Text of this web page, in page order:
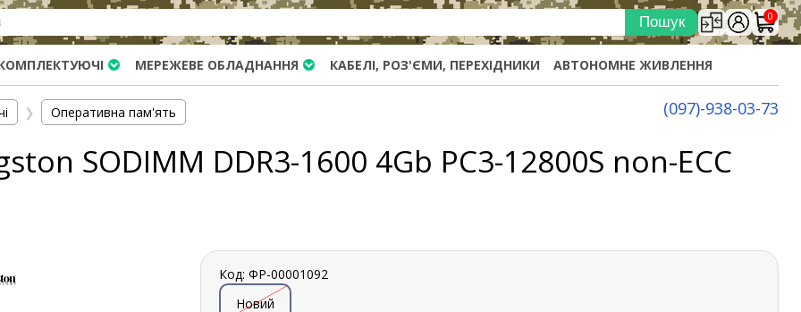
0
МЕРЕЖЕВЕ ОБЛАДНАННЯ КАБЕЛІ, РОЗ'ЄМИ, ПЕРЕХІДНИКИ АВТОНОМНЕ ЖИВЛЕННЯ
(097)-938-03-73
❯ Оперативна пам'ять
SODIMM DDR3-1600 4Gb PC3-12800S non-ECC
Код: ФР-00001092
Новий